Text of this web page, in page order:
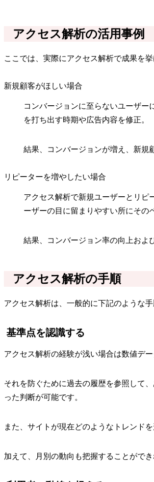
アクセス解析の活用事例
ここでは、実際にアクセス解析で成果を
新規顧客がほしい場合
コンバージョンに至らないユーザ
を打ち出す時期や広告内容を修正。
結果、コンバージョンが増え、新規
リピーターを増やしたい場合
アクセス解析で新規ユーザーとリピ
ーザーの目に留まりやすい所にその
結果、コンバージョン率の向上およ
アクセス解析の手順
アクセス解析は、一般的に下記のような
基準点を認識する
アクセス解析の経験が浅い場合は数値デ
それを防ぐために過去の履歴を参照して
った判断が可能です。
また、サイトが現在どのようなトレンド
加えて、月別の動向も把握することがで